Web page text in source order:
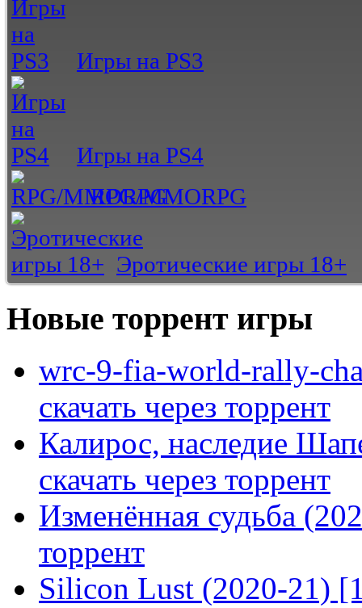
Игры на PS3
Игры на PS4
RPG/MMORPG
Эротические игры 18+
Новые торрент игры
wrc-9-fia-world-rally-
скачать через торрент
Калирос, наследие
скачать через торрент
Изменённая судьба
торрент
Silicon Lust (2020-21)